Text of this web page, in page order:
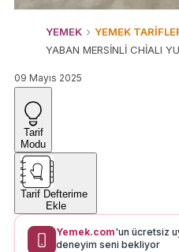
YEMEK YEMEK
YABAN MERSİNLİ CHİALI
09 Mayıs 2025
Tarif
Modu
Tarif Defterime
Ekle
Yemek.com'un ücretsiz
deneyim seni bekliyor